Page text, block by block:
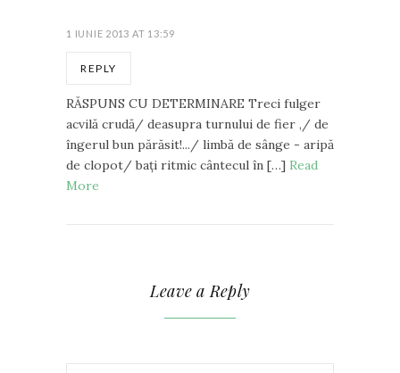
1 IUNIE 2013 AT 13:59
REPLY
RĂSPUNS CU DETERMINARE Treci fulger
acvilă crudă/ deasupra turnului de fier ,/ de
îngerul bun părăsit!.../ limbă de sânge - aripă
de clopot/ baţi ritmic cântecul în […] Read
More
Leave a Reply